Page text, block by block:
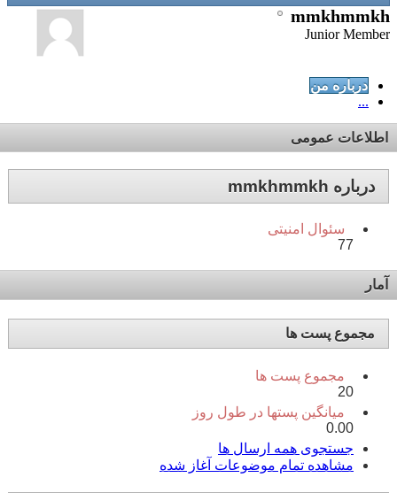
mmkhmmkh
Junior Member
درباره من
...
اطلاعات عمومی
درباره mmkhmmkh
سئوال امنیتی
77
آمار
مجموع پست ها
مجموع پست ها
20
میانگین پستها در طول روز
0.00
جستجوی همه ارسال ها
مشاهده تمام موضوعات آغاز شده